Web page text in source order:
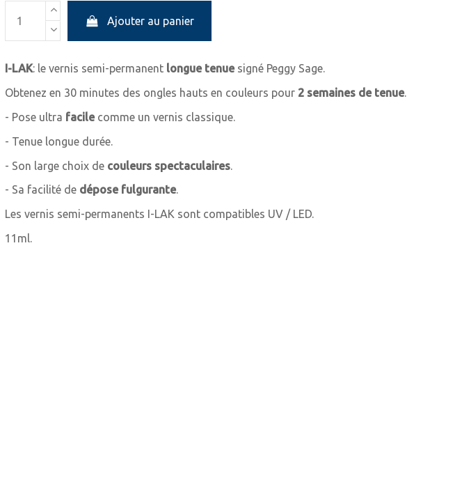
Ajouter au panier
I-LAK: le vernis semi-permanent longue tenue signé Peggy Sage.
Obtenez en 30 minutes des ongles hauts en couleurs pour 2 semaines de tenue.
- Pose ultra facile comme un vernis classique.
- Tenue longue durée.
- Son large choix de couleurs spectaculaires.
- Sa facilité de dépose fulgurante.
Les vernis semi-permanents I-LAK sont compatibles UV / LED.
11ml.